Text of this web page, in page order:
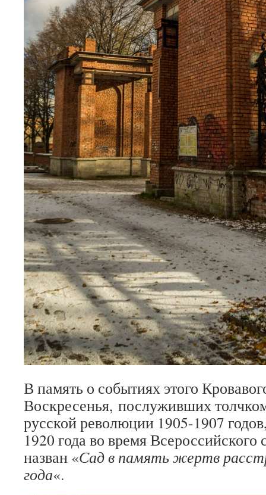
В память о событиях этого
Воскресенья, послуживших
русской революции 1905-1907
1920 года во время Всероссийского
назван «Сад в память жертв
года«.